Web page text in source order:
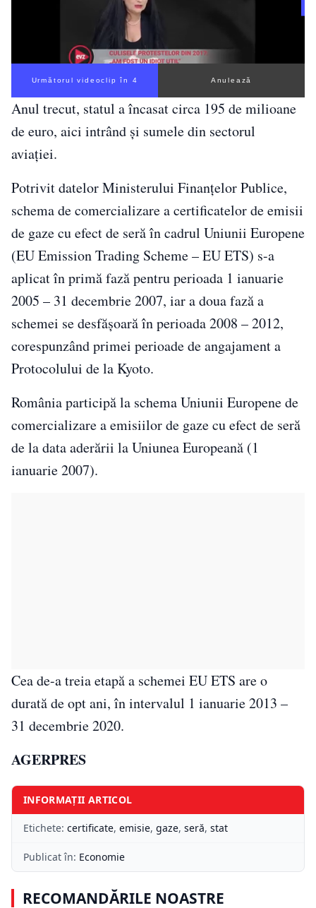
Următorul videoclip în 3 Anulează
Anul trecut, statul a încasat circa 195 de milioane
de euro, aici intrând şi sumele din sectorul
aviaţiei.
Potrivit datelor Ministerului Finanţelor Publice,
schema de comercializare a certificatelor de emisii
de gaze cu efect de seră în cadrul Uniunii Europene
(EU Emission Trading Scheme – EU ETS) s-a
aplicat în primă fază pentru perioada 1 ianuarie
2005 – 31 decembrie 2007, iar a doua fază a
schemei se desfăşoară în perioada 2008 – 2012,
corespunzând primei perioade de angajament a
Protocolului de la Kyoto.
România participă la schema Uniunii Europene de
comercializare a emisiilor de gaze cu efect de seră
de la data aderării la Uniunea Europeană (1
ianuarie 2007).
Cea de-a treia etapă a schemei EU ETS are o
durată de opt ani, în intervalul 1 ianuarie 2013 –
31 decembrie 2020.
AGERPRES
INFORMAȚII ARTICOL
Etichete: certificate, emisie, gaze, seră, stat
Publicat în: Economie
RECOMANDĂRILE NOASTRE